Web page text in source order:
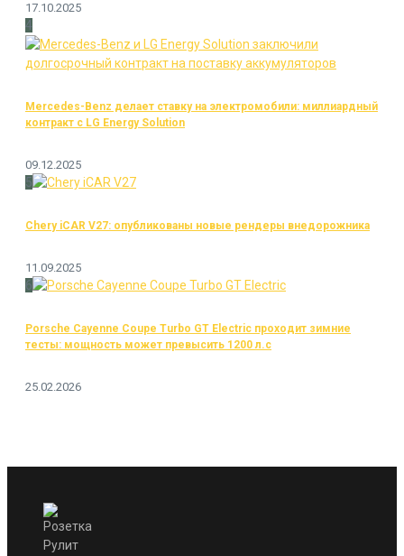
17.10.2025
4
Mercedes-Benz делает ставку на электромобили: миллиардный
контракт с LG Energy Solution
09.12.2025
5
Chery iCAR V27: опубликованы новые рендеры внедорожника
11.09.2025
6
Porsche Cayenne Coupe Turbo GT Electric проходит зимние
тесты: мощность может превысить 1200 л.с
25.02.2026